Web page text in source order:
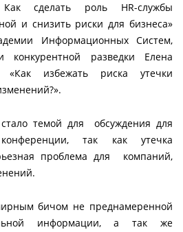
сделать роль HR-службы
и снизить риски для бизнеса»
Информационных Систем,
конкурентной разведки Елена
избежать риска утечки
темой для обсуждения для
так как утечка
проблема для компаний,
бичом не преднамеренной
информации, а так же